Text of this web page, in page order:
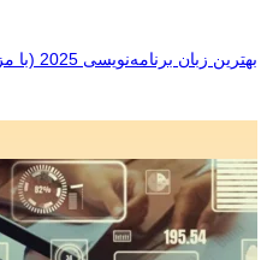
بهترین زبان برنامه‌نویسی 2025 (با مزایا و بازار کار)